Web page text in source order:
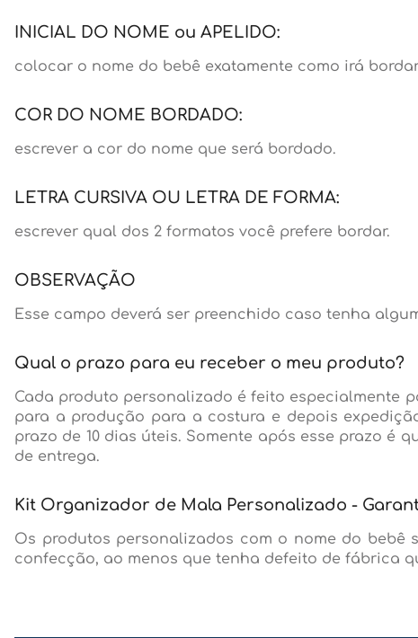
INICIAL DO NOME ou APELIDO:
colocar o nome do bebê exatamente como irá
COR DO NOME BORDADO:
escrever a cor do nome que será bordado.
LETRA CURSIVA OU LETRA DE FORMA:
escrever qual dos 2 formatos você prefere bordar.
OBSERVAÇÃO
Esse campo deverá ser preenchido caso tenha
Qual o prazo para eu receber o meu produto?
Cada produto personalizado é feito especialmente
para a produção para a costura e depois
prazo de 10 dias úteis. Somente após esse prazo é
de entrega.
Kit Organizador de Mala Personalizado -
Os produtos personalizados com o nome do
confecção, ao menos que tenha defeito de fábrica